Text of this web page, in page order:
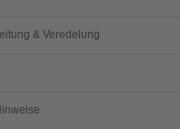
& Veredelung